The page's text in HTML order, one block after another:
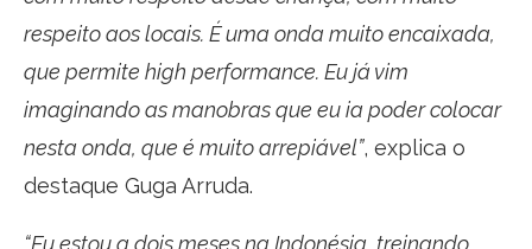
respeito aos locais. É uma onda muito encaixada,
que permite high performance. Eu já vim
imaginando as manobras que eu ia poder colocar
nesta onda, que é muito arrepiável”, explica o
destaque Guga Arruda.
“Eu estou a dois meses na Indonésia, treinando